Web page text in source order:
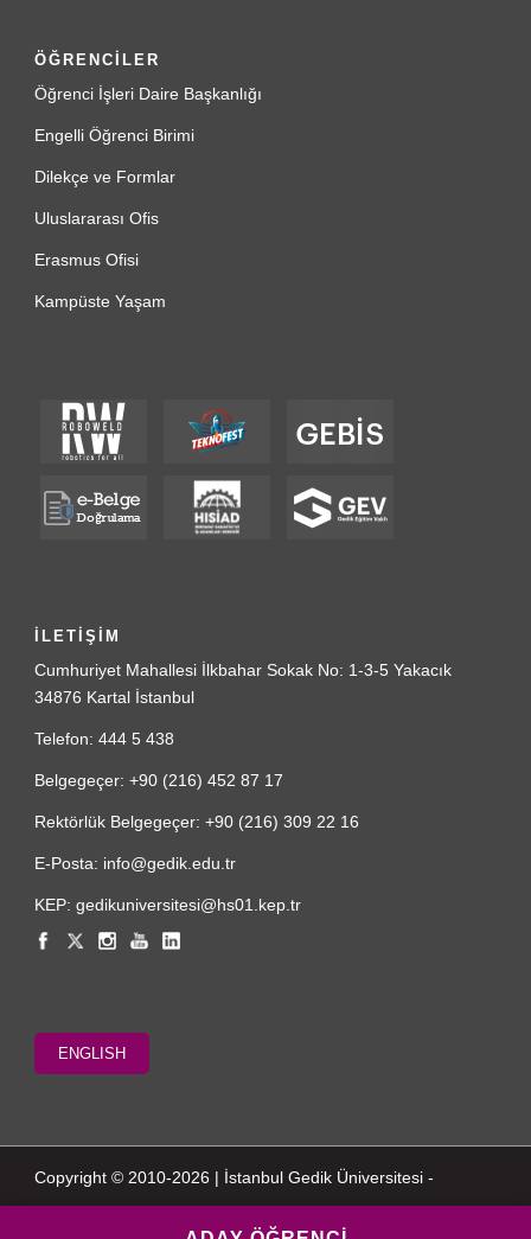
ÖĞRENCİLER
Öğrenci İşleri Daire Başkanlığı
Engelli Öğrenci Birimi
Dilekçe ve Formlar
Uluslararası Ofis
Erasmus Ofisi
Kampüste Yaşam
İLETİŞİM
Cumhuriyet Mahallesi İlkbahar Sokak No: 1-3-5 Yakacık
34876 Kartal İstanbul
Telefon: 444 5 438
Belgegeçer: +90 (216) 452 87 17
Rektörlük Belgegeçer: +90 (216) 309 22 16
E-Posta: info@gedik.edu.tr
KEP: gedikuniversitesi@hs01.kep.tr
ENGLISH
Copyright © 2010-2026 | İstanbul Gedik Üniversitesi -